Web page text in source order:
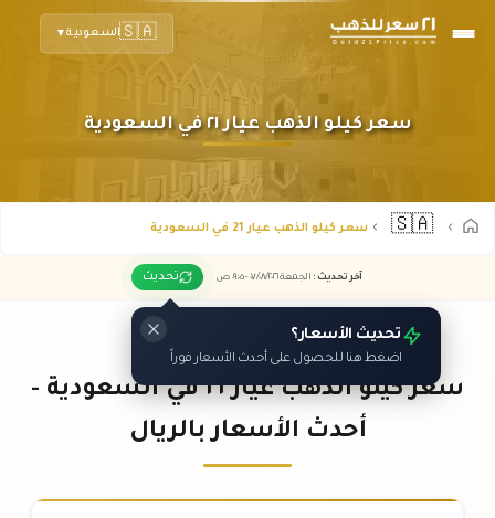
🇸🇦السعودية▼
سعر كيلو الذهب عيار ٢١ في السعودية
🇸🇦 سعر كيلو الذهب عيار 21 في السعودية
آخر تحديث : الجمعة ٠٧ /٠٨/٢٠٢٦ - ٠٩:٠٥ ص تحديث
تحديث الأسعار؟
اضغط هنا للحصول على أحدث الأسعار فوراً
سعر كيلو الذهب عيار ٢١ في السعودية -
أحدث الأسعار بالريال